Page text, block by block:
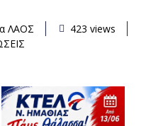
ΛΑΟΣ
423 views